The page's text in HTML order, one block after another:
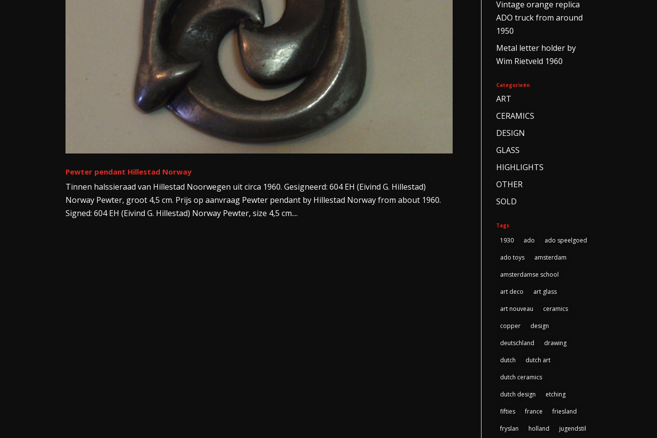
Pewter pendant Hillestad Norway
Tinnen halssieraad van Hillestad Noorwegen uit circa 1960. Gesigneerd: 604 EH (Eivind G. Hillestad)
Norway Pewter, groot 4,5 cm. Prijs op aanvraag Pewter pendant by Hillestad Norway from about 1960.
Signed: 604 EH (Eivind G. Hillestad) Norway Pewter, size 4,5 cm....
Vintage orange replica
ADO truck from around
1950
Metal letter holder by
Wim Rietveld 1960
Categorieën
ART
CERAMICS
DESIGN
GLASS
HIGHLIGHTS
OTHER
SOLD
Tags
1930 ado ado speelgoed
ado toys amsterdam
amsterdamse school
art deco art glass
art nouveau ceramics
copper design
deutschland drawing
dutch dutch art
dutch ceramics
dutch design etching
fifties france friesland
fryslan holland jugendstil